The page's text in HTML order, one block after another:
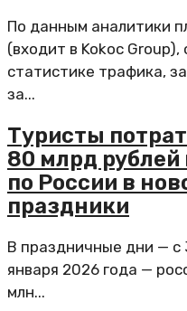
По данным аналитики
(входит в Kokoc Group),
статистике трафика,
за...
Туристы
80 млрд
по России в
праздники
В праздничные дни — с
января 2026 года —
млн...